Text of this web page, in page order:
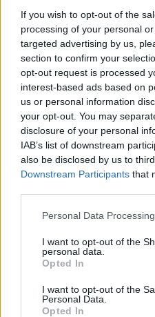
If you wish to opt-out of the
processing of your personal
targeted advertising by us,
section to confirm your
opt-out request is processed
interest-based ads based on
us or personal information
your opt-out. You may
disclosure of your personal
IAB’s list of downstream
also be disclosed by us to
Downstream Participants that
Please note that this website/
not limited to your visit or
grant or deny consent to
use your data for below
consent section.
Personal Data
I want to opt-out of the
personal data.
Opted In
I want to opt-out of the
Personal Data.
Opted In
Zeke Gyula és Csontó
Zsuzsa szerkesztő
fotóssal Kertész Anna
beszélget a lapban
Sötétedéskor vetítés
fotói ihlette írásait
Orsolya költő, író.
Az est zárásaként
A rendezvényen a
terjesztőnknél.
lapbemutatónkra
látunk, aki szívesen
a gangon.